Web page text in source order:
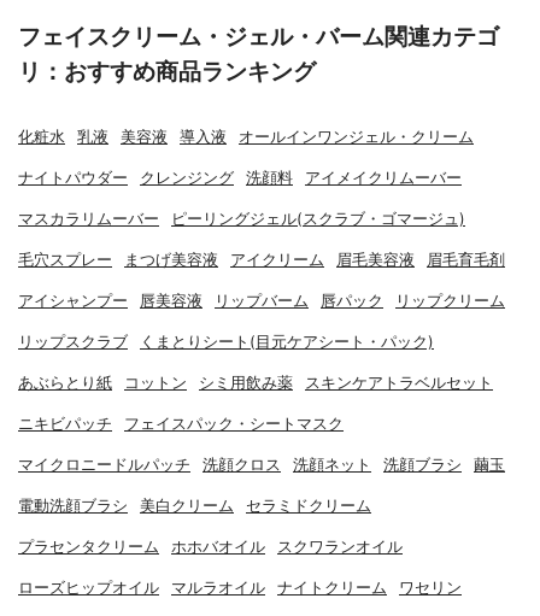
フェイスクリーム・ジェル・バーム関連カテゴ
リ：おすすめ商品ランキング
化粧水 乳液 美容液 導入液 オールインワンジェル・クリーム
ナイトパウダー クレンジング 洗顔料 アイメイクリムーバー
マスカラリムーバー ピーリングジェル(スクラブ・ゴマージュ)
毛穴スプレー まつげ美容液 アイクリーム 眉毛美容液 眉毛育毛剤
アイシャンプー 唇美容液 リップバーム 唇パック リップクリーム
リップスクラブ くまとりシート(目元ケアシート・パック)
あぶらとり紙 コットン シミ用飲み薬 スキンケアトラベルセット
ニキビパッチ フェイスパック・シートマスク
マイクロニードルパッチ 洗顔クロス 洗顔ネット 洗顔ブラシ 繭玉
電動洗顔ブラシ 美白クリーム セラミドクリーム
プラセンタクリーム ホホバオイル スクワランオイル
ローズヒップオイル マルラオイル ナイトクリーム ワセリン